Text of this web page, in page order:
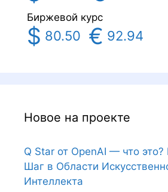
Биржевой курс
$ 80.50 € 92.94
Новое на проекте
Q Star от OpenAI — что
Шаг в Области
Интеллекта